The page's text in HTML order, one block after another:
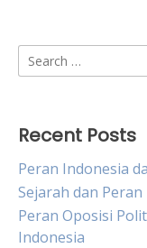
Search
for:
Recent Posts
Peran Indonesia
Sejarah dan
Peran Oposisi
Indonesia